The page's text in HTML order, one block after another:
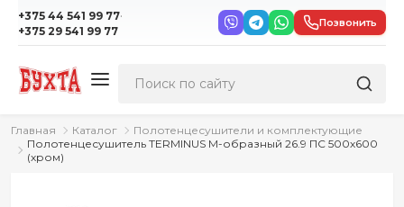
+375 44 541 99 77·
+375 29 541 99 77
Позвонить
Главная Каталог
Полотенцесушители и комплектующие
Полотенцесушитель TERMINUS М-образный 26.9 ПС 500х600
(хром)